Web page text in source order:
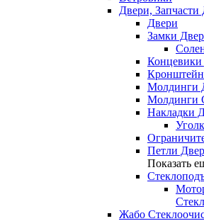
Двери, Запчасти
Двери
Замки
Концевики
Молдинги
Молдинги
Накладки
Петли
Показать
Жабо